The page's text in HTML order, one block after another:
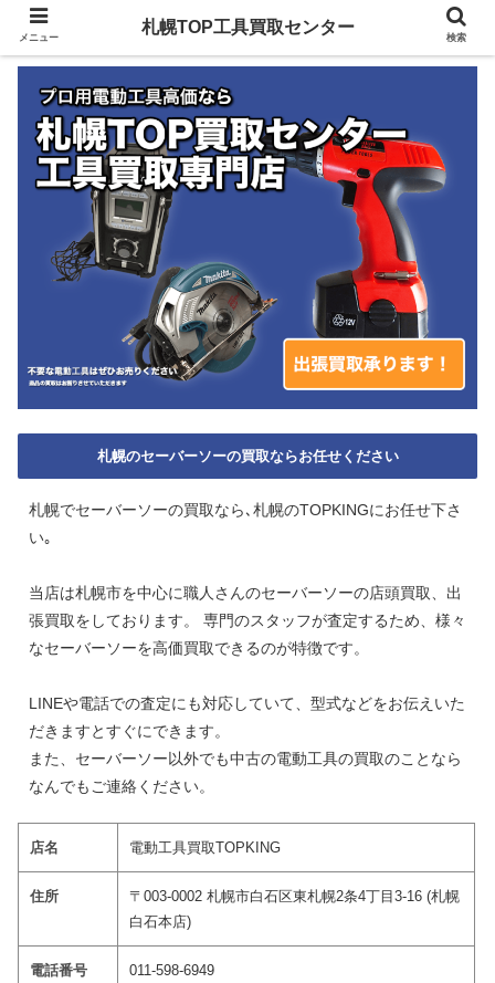
札幌のセーバーソーの買取ならお任せください
札幌でセーバーソーの買取なら､札幌のTOPKINGにお任せ下さ
い｡
当店は札幌市を中心に職人さんのセーバーソーの店頭買取、出
張買取をしております。 専門のスタッフが査定するため、様々
なセーバーソーを高価買取できるのが特徴です。
LINEや電話での査定にも対応していて、型式などをお伝えいた
だきますとすぐにできます。
また、セーバーソー以外でも中古の電動工具の買取のことなら
なんでもご連絡ください。
店名 電動工具買取TOPKING
住所
〒003-0002 札幌市白石区東札幌2条4丁目3-16 (札幌
白石本店)
電話番号 011-598-6949
メニュー
札幌TOP工具買取センター
検索